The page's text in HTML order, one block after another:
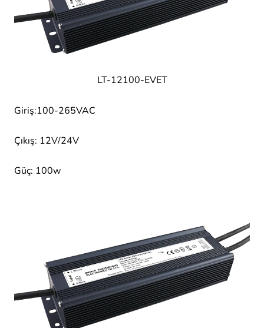
LT-12100-EVET
Giriş:100-265VAC
Çıkış: 12V/24V
Güç: 100w